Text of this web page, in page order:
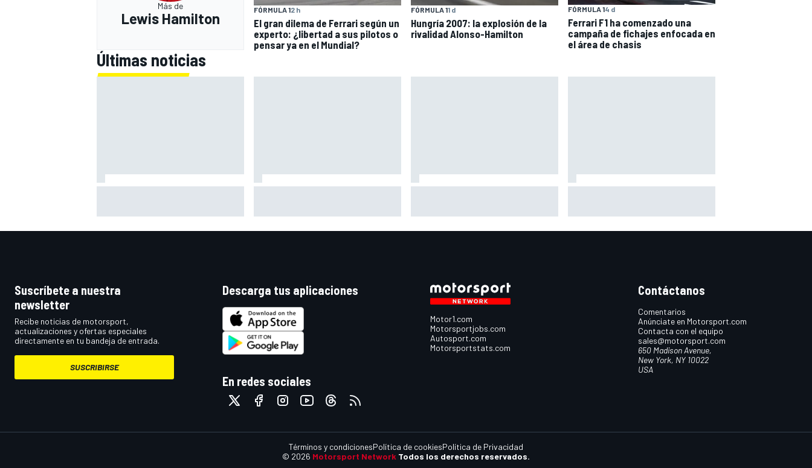
Más de
Lewis Hamilton
FÓRMULA 12 h
El gran dilema de Ferrari según un
experto: ¿libertad a sus pilotos o
pensar ya en el Mundial?
FÓRMULA 11 d
Hungría 2007: la explosión de la
rivalidad Alonso-Hamilton
FÓRMULA 14 d
Ferrari F1 ha comenzado una
campaña de fichajes enfocada en
el área de chasis
Últimas noticias
carreras
no gana"
pensar ya en el Mundial?
resultados en 2026
Suscríbete a nuestra
newsletter
Recibe noticias de motorsport,
actualizaciones y ofertas especiales
directamente en tu bandeja de entrada.
SUSCRIBIRSE
Descarga tus aplicaciones
En redes sociales
Motor1.com
Motorsportjobs.com
Autosport.com
Motorsportstats.com
Contáctanos
Comentarios
Anúnciate en Motorsport.com
Contacta con el equipo
sales@motorsport.com
650 Madison Avenue,
New York, NY 10022
USA
© 2026 Motorsport Network Todos los derechos reservados.
Términos y condicionesPolítica de cookiesPolítica de Privacidad